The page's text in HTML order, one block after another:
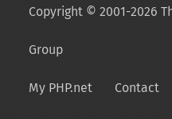
Copyright © 2001-2026
Group
My PHP.net Contact